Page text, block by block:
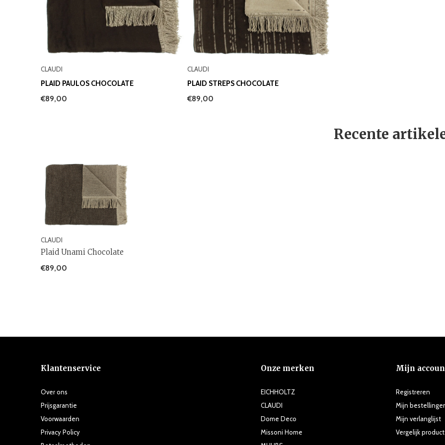
CLAUDI
PLAID PAULOS CHOCOLATE
€89,00
CLAUDI
PLAID STREPS CHOCOLATE
€89,00
Recente
CLAUDI
Plaid Unami Chocolate
€89,00
Klantenservice
Over ons
Prijsgarantie
Voorwaarden
Privacy Policy
Onze merken
EICHHOLTZ
CLAUDI
Dome Deco
Missoni Home
Mijn
Registreren
Mijn
Mijn verlanglijst
Vergelijk